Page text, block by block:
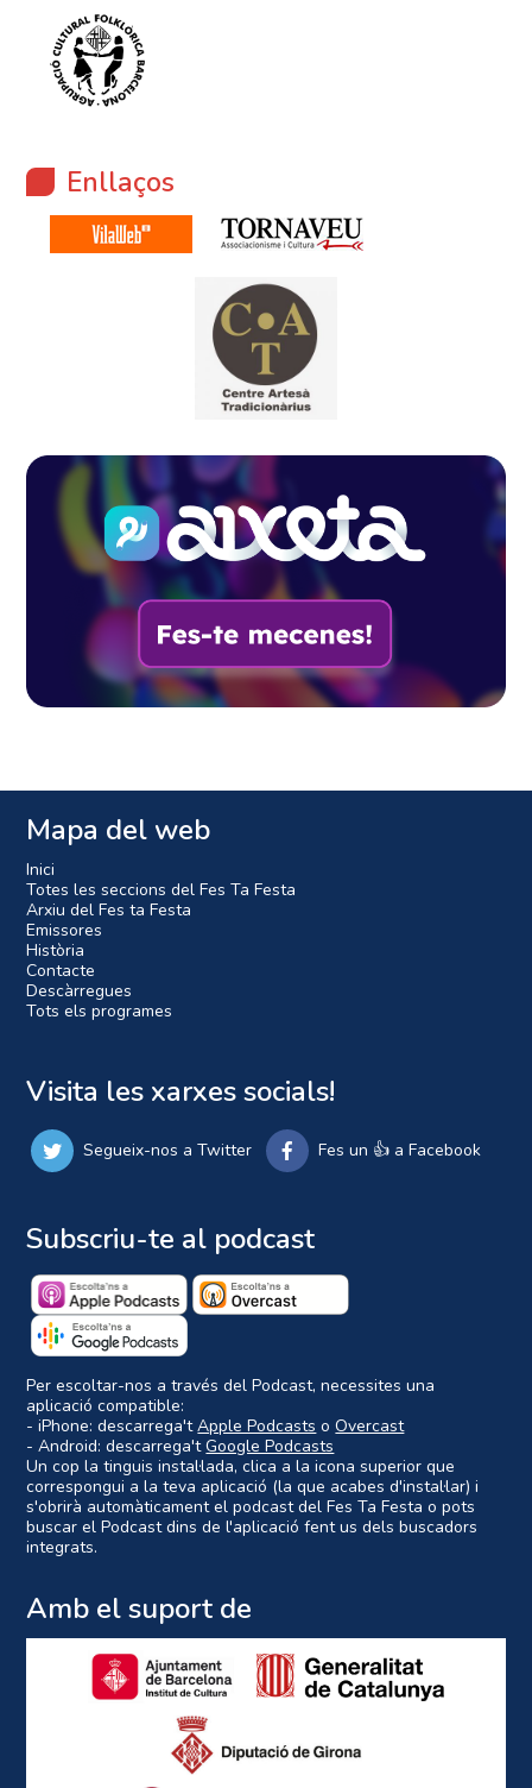
Enllaços
Mapa del web
Inici
Totes les seccions del Fes Ta Festa
Arxiu del Fes ta Festa
Emissores
Història
Contacte
Descàrregues
Tots els programes
Visita les xarxes socials!
Segueix-nos a Twitter Fes un 👍 a Facebook
Subscriu-te al podcast
Per escoltar-nos a través del Podcast, necessites una
aplicació compatible:
- iPhone: descarrega'tApple Podcasts oOvercast
- Android: descarrega'tGoogle Podcasts
Un cop la tinguis instal·lada, clica a la icona superior que
correspongui a la teva aplicació (la que acabes d'instal·lar) i
s'obrirà automàticament el podcast del Fes Ta Festa o pots
buscar el Podcast dins de l'aplicació fent us dels buscadors
integrats.
Amb el suport de